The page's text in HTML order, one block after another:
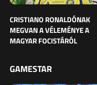
CRISTIANO RONALDÓNAK
MEGVAN A VÉLEMÉNYE A
MAGYAR FOCISTÁRÓL
GAMESTAR